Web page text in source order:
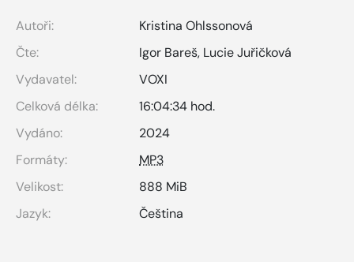
Autoři:
Kristina Ohlssonová
Čte:
Igor Bareš, Lucie Juřičková
Vydavatel:
VOXI
Celková délka:
16:04:34 hod.
Vydáno:
2024
Formáty:
MP3
Velikost:
888 MiB
Jazyk:
Čeština